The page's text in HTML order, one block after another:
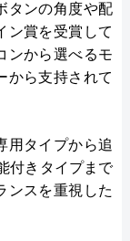
タンの角度や配
ン賞を受賞して
ンから選べるモ
から支持されて
用タイプから追
付きタイプまで
ンスを重視した